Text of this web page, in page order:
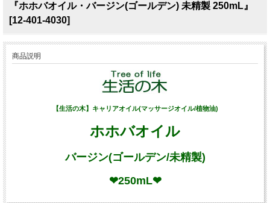
『ホホバオイル・バージン(ゴールデン) 未精製 250mL』
[12-401-4030]
商品説明
【生活の木】キャリアオイル(マッサージオイル/植物油)
ホホバオイル
バージン(ゴールデン/未精製)
❤250mL❤